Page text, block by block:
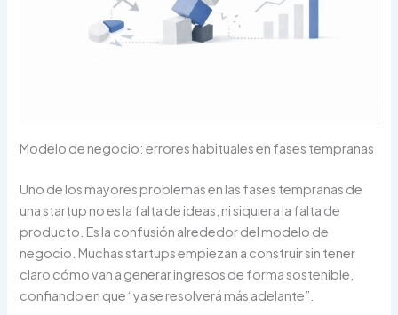
Modelo de negocio: errores habituales en fases tempranas
Uno de los mayores problemas en las fases tempranas de
una startup no es la falta de ideas, ni siquiera la falta de
producto. Es la confusión alrededor del modelo de
negocio. Muchas startups empiezan a construir sin tener
claro cómo van a generar ingresos de forma sostenible,
confiando en que “ya se resolverá más adelante”.